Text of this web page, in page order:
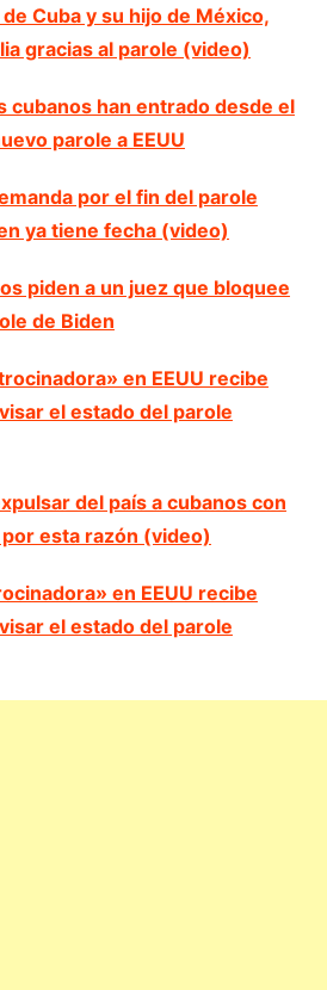
Cuba y su hijo de México,
gracias al parole (video)
cubanos han entrado desde el
parole a EEUU
por el fin del parole
ya tiene fecha (video)
piden a un juez que bloquee
de Biden
en EEUU recibe
el estado del parole
del país a cubanos con
esta razón (video)
en EEUU recibe
el estado del parole